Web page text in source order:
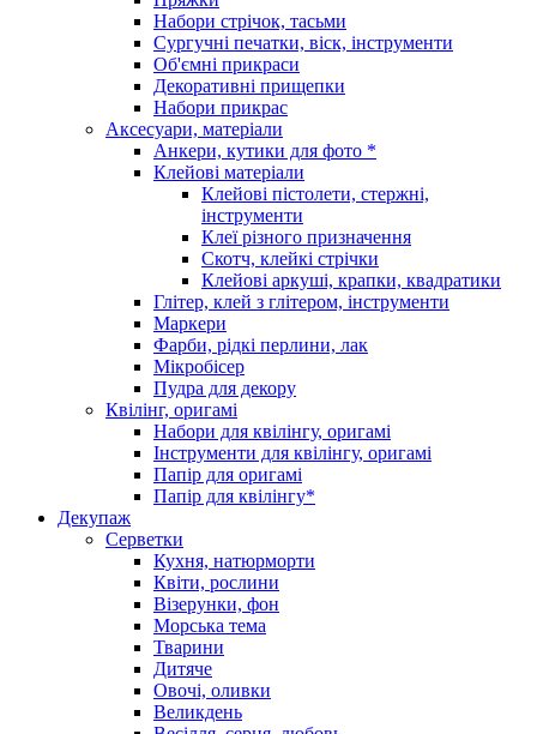
Набори стрічок, тасьми
Сургучні печатки, віск, інструменти
Об'ємні прикраси
Декоративні прищепки
Набори прикрас
Аксесуари, матеріали
Анкери, кутики для фото *
Клейові матеріали
Клейові пістолети, стержні,
інструменти
Клеї різного призначення
Скотч, клейкі стрічки
Клейові аркуші, крапки, квадратики
Глітер, клей з глітером, інструменти
Маркери
Фарби, рідкі перлини, лак
Мікробісер
Пудра для декору
Квілінг, оригамі
Набори для квілінгу, оригамі
Інструменти для квілінгу, оригамі
Папір для оригамі
Папір для квілінгу*
Декупаж
Серветки
Кухня, натюрморти
Квіти, рослини
Візерунки, фон
Морська тема
Тварини
Дитяче
Овочі, оливки
Великдень